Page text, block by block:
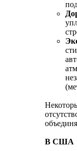
В США